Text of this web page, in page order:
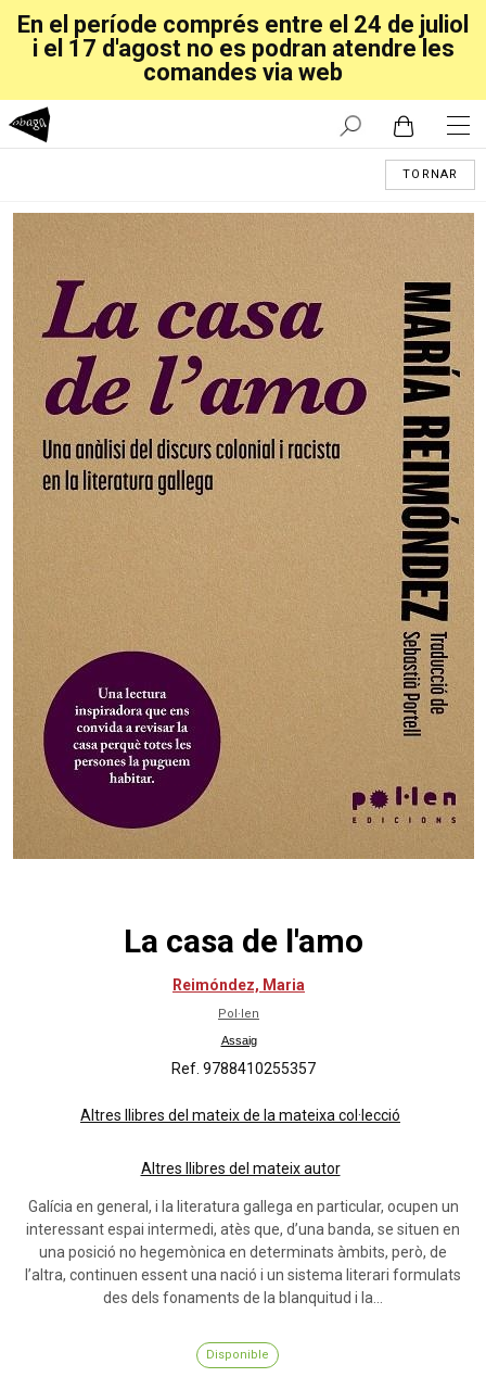
En el període comprés entre el 24 de juliol
i el 17 d'agost no es podran atendre les
comandes via web
TORNAR
La casa de l'amo
Reimóndez, Maria
Pol·len
Assaig
Ref. 9788410255357
Altres llibres del mateix de la mateixa col·lecció
Altres llibres del mateix autor
Galícia en general, i la literatura gallega en particular, ocupen un
interessant espai intermedi, atès que, d’una banda, se situen en
una posició no hegemònica en determinats àmbits, però, de
l’altra, continuen essent una nació i un sistema literari formulats
des dels fonaments de la blanquitud i la...
Disponible